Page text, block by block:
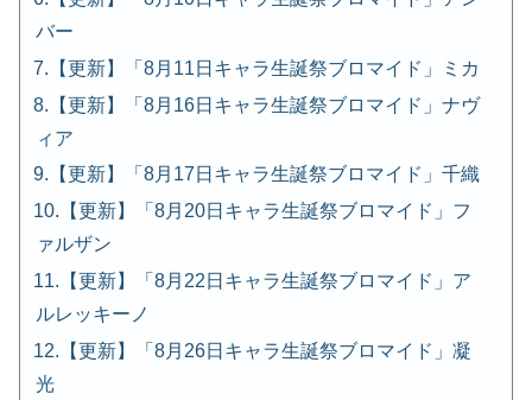
バー
【更新】「8月11日キャラ生誕祭ブロマイド」ミカ
【更新】「8月16日キャラ生誕祭ブロマイド」ナヴ
ィア
【更新】「8月17日キャラ生誕祭ブロマイド」千織
【更新】「8月20日キャラ生誕祭ブロマイド」フ
ァルザン
【更新】「8月22日キャラ生誕祭ブロマイド」ア
ルレッキーノ
【更新】「8月26日キャラ生誕祭ブロマイド」凝
光